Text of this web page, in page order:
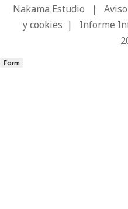
Nakama Estudio |
y cookies | Informe
Form